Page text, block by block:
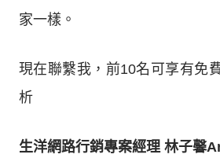
家一樣。
現在聯繫我，前10名可享有免
析
生洋網路行銷專案經理 林子馨